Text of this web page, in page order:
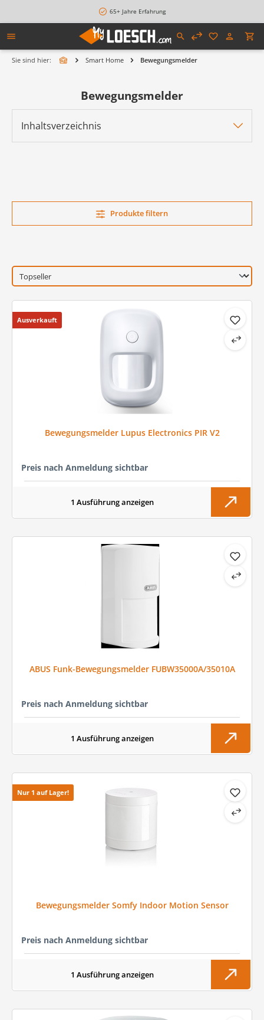
65+ Jahre Erfahrung
Sie sind hier: Smart Home Bewegungsmelder
Inhaltsverzeichnis
Bewegungsmelder
Produkte filtern
Ausverkauft
Bewegungsmelder Lupus Electronics PIR V2
Preis nach Anmeldung sichtbar
1 Ausführung anzeigen
ABUS Funk-Bewegungsmelder FUBW35000A/35010A
Preis nach Anmeldung sichtbar
1 Ausführung anzeigen
Nur 1 auf Lager!
Bewegungsmelder Somfy Indoor Motion Sensor
Preis nach Anmeldung sichtbar
1 Ausführung anzeigen